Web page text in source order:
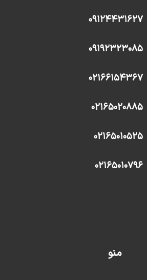
۰۹۱۲۴۴۳۱۶۲۷
۰۹۱۹۲۳۲۳۰۸۵
۰۲۱۶۶۱۵۴۳۶۷
۰۲۱۶۵۰۲۰۸۸۵
۰۲۱۶۵۰۱۰۵۲۵
۰۲۱۶۵۰۱۰۷۹۶
منو